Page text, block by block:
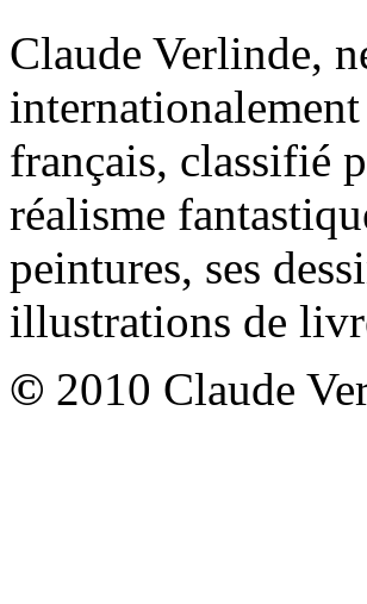
Claude Verlinde,
français, classifié
réalisme
peintures, ses
illustrations de
© 2010 Claude